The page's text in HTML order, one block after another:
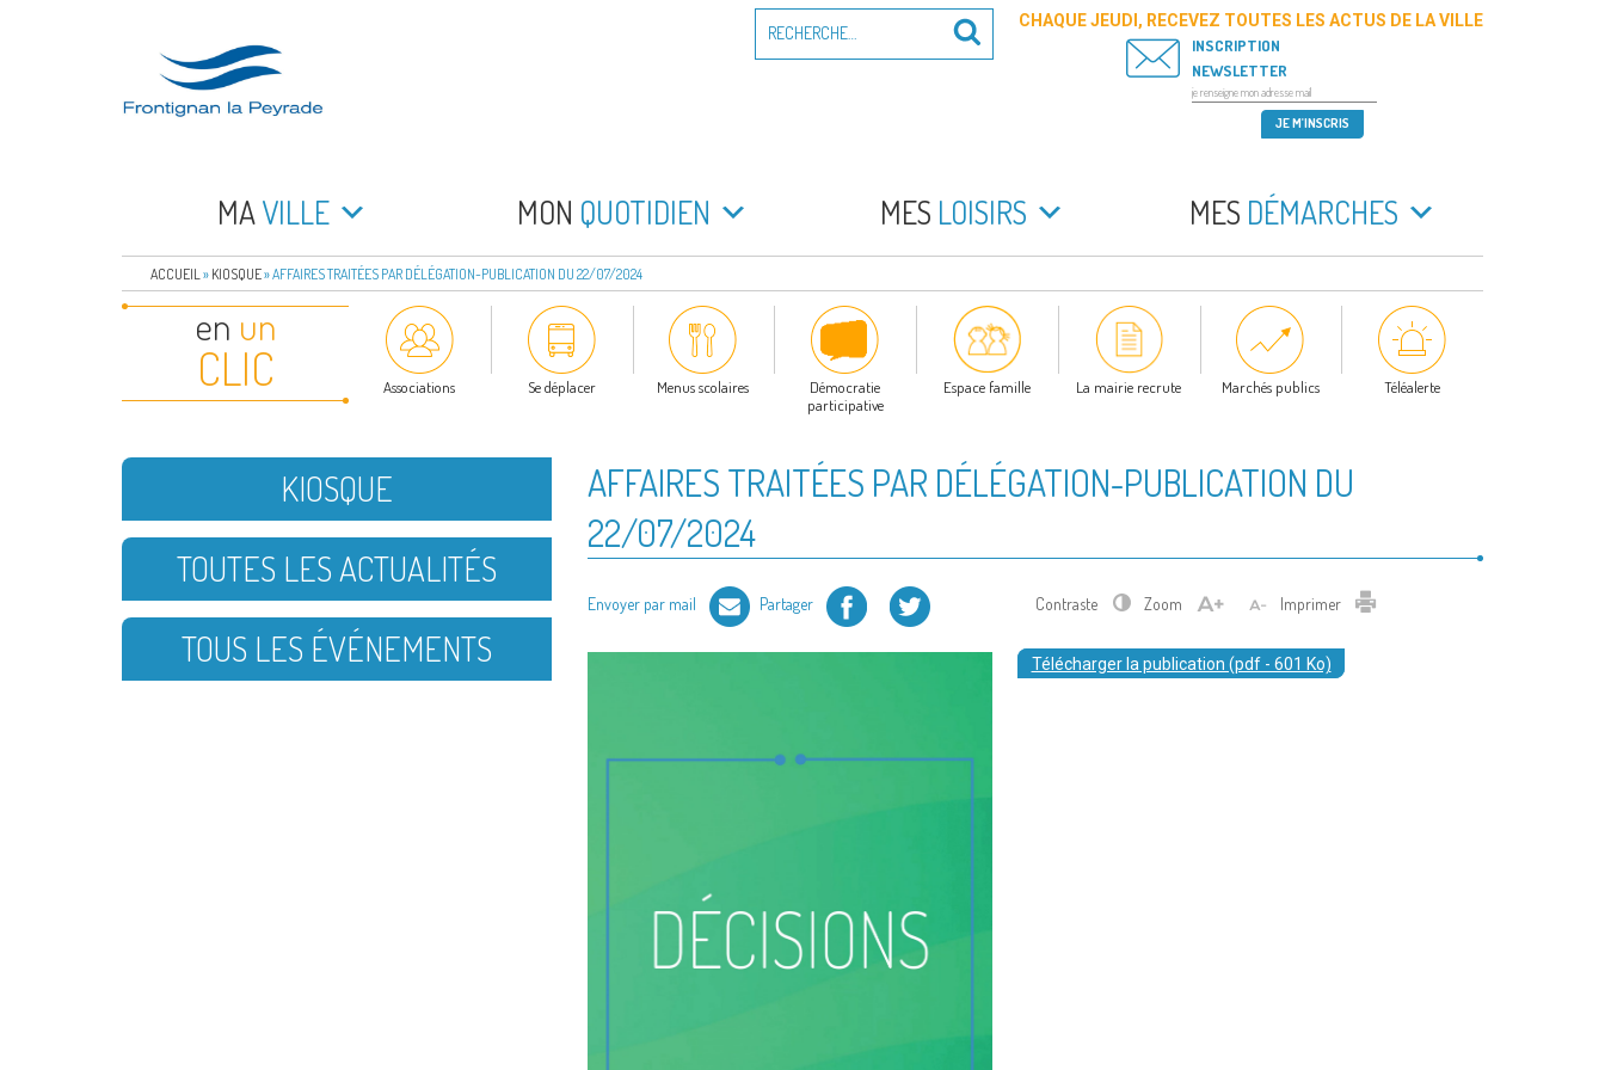
FRONTIGNAN LA PEYRADE
pour
Recherche
CHAQUE JEUDI, RECEVEZ TOUTES LES ACTUS DE LA VILLE
INSCRIPTION
NEWSLETTER
MAVILLE MON QUOTIDIEN MES LOISIRS MES DÉMARCHES
ACCUEIL » KIOSQUE»AFFAIRES TRAITÉES PAR DÉLÉGATION-PUBLICATION DU 22/07/2024
en un
CLIC Associations Se déplacer Menus scolaires
Démocratie
participative
Espace famille La mairie recrute Marchés publics Téléalerte
AFFAIRES TRAITÉES PAR DÉLÉGATION-PUBLICATION DU
22/07/2024
Envoyer par mail Partager Facebook Twitter Contraste Zoom Imprimer Imprimer
Télécharger la publication (pdf - 601 Ko)
KIOSQUE
TOUTES LES ACTUALITÉS
TOUS LES ÉVÉNEMENTS